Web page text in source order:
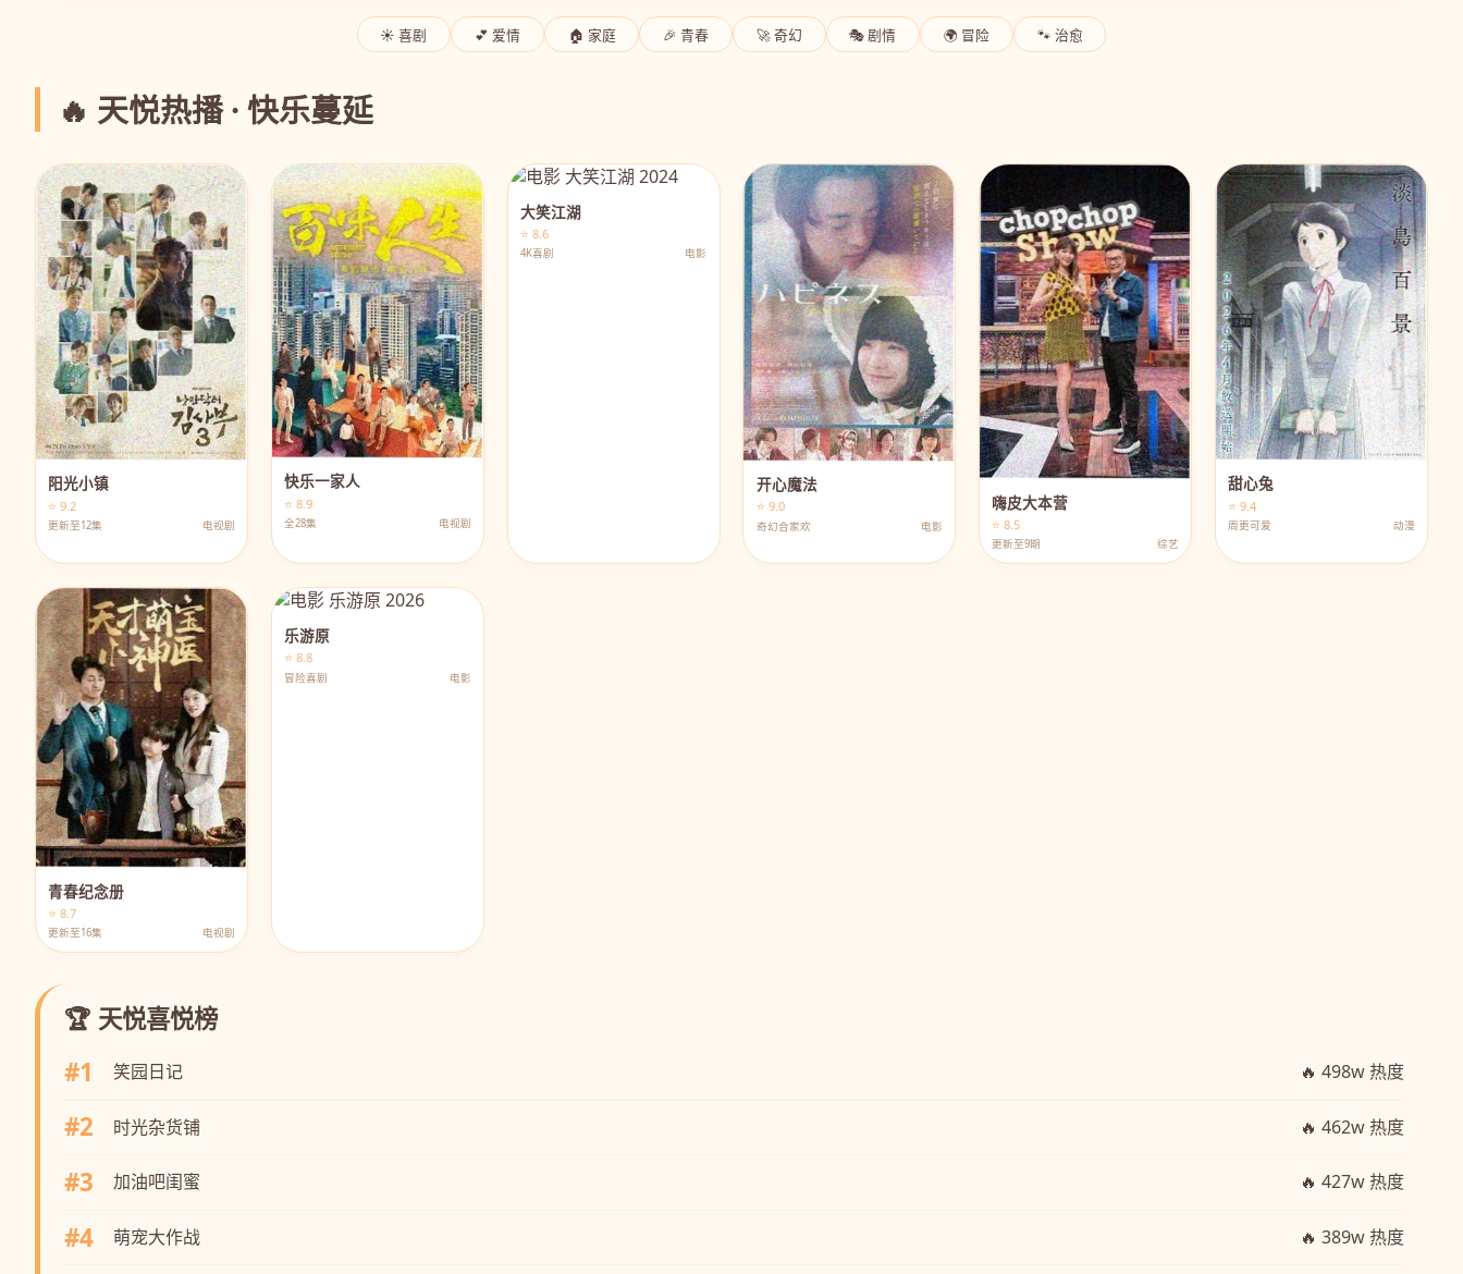
☀️ 喜剧 💕 爱情 🏠 家庭 🎉 青春 🚀 奇幻 🎭 剧情 🌍 冒险 🐾 治愈
🔥 天悦热播 · 快乐蔓延
阳光小镇
⭐ 9.2
更新至12集 电视剧
快乐一家人
⭐ 8.9
全28集 电视剧
大笑江湖
⭐ 8.6
4K喜剧 电影
开心魔法
⭐ 9.0
奇幻合家欢 电影
嗨皮大本营
⭐ 8.5
更新至9期 综艺
甜心兔
⭐ 9.4
周更可爱 动漫
青春纪念册
⭐ 8.7
更新至16集 电视剧
乐游原
⭐ 8.8
冒险喜剧 电影
🏆 天悦喜悦榜
#1
笑园日记 🔥 498w 热度
#2 时光杂货铺 🔥 462w 热度
#3 加油吧闺蜜 🔥 427w 热度
#4 萌宠大作战 🔥 389w 热度